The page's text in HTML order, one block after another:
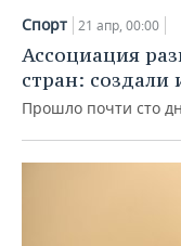
Спорт 21 апр, 00:00
Ассоциация
стран: создали
Прошло почти сто